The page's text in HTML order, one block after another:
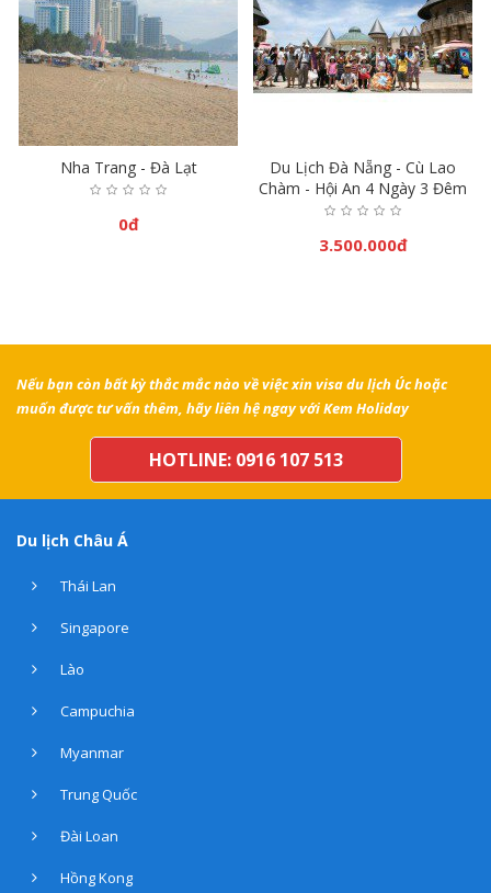
Nha Trang - Đà Lạt
0đ
Du Lịch Đà Nẵng - Cù Lao
Chàm - Hội An 4 Ngày 3 Đêm
3.500.000đ
Nếu bạn còn bất kỳ thắc mắc nào về việc xin visa du lịch Úc hoặc
muốn được tư vấn thêm, hãy liên hệ ngay với Kem Holiday
HOTLINE: 0916 107 513
Du lịch Châu Á
Thái Lan
Singapore
Lào
Campuchia
Myanmar
Trung Quốc
Đài Loan
Hồng Kong